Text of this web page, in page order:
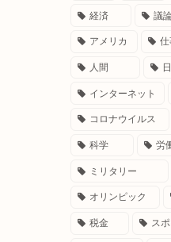
経済 議
アメリカ
人間
インターネット
コロナウイルス
科学 労
ミリタリー
オリンピック
税金 ス